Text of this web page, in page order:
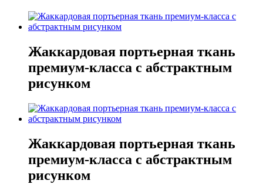
Жаккардовая портьерная ткань
премиум-класса с абстрактным
рисунком
Жаккардовая портьерная ткань
премиум-класса с абстрактным
рисунком